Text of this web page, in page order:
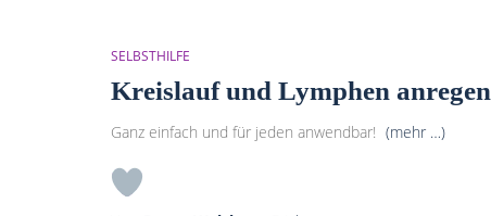
SELBSTHILFE
Kreislauf und Lymphen anregen
Ganz einfach und für jeden anwendbar! (mehr …)